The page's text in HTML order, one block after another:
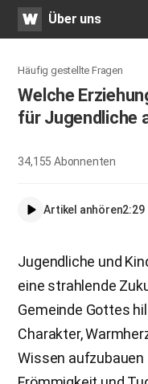
WATVÜber uns
Häufig gestellte Fragen
Welche
für Jugendliche
34,155Abonnenten
Artikel anhören2:29
Jugendliche und
eine strahlende
Gemeinde Gottes
Charakter,
Wissen